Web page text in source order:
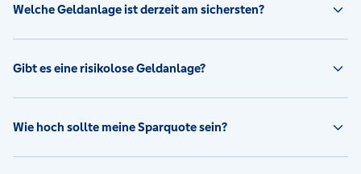
Welche Geldanlage ist derzeit am sichersten?
Gibt es eine risikolose Geldanlage?
Wie hoch sollte meine Sparquote sein?